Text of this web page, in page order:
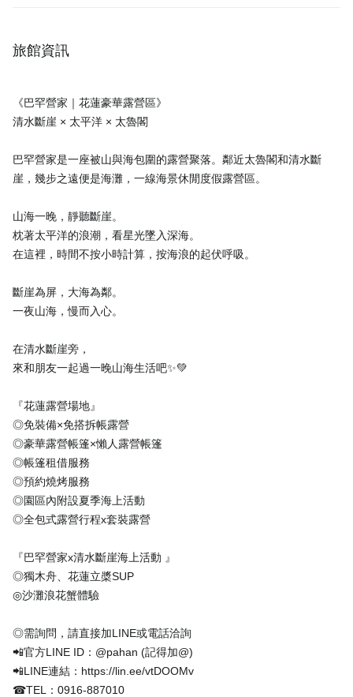
旅館資訊
《巴罕營家｜花蓮豪華露營區》
清水斷崖 × 太平洋 × 太魯閣
巴罕營家是一座被山與海包圍的露營聚落。鄰近太魯閣和清水斷
崖，幾步之遠便是海灘，一線海景休閒度假露營區。
山海一晚，靜聽斷崖。
枕著太平洋的浪潮，看星光墜入深海。
在這裡，時間不按小時計算，按海浪的起伏呼吸。
斷崖為屏，大海為鄰。
一夜山海，慢而入心。
在清水斷崖旁，
來和朋友一起過一晚山海生活吧✨💚
『花蓮露營場地』
◎免裝備×免搭拆帳露營
◎豪華露營帳篷×懶人露營帳篷
◎帳篷租借服務
◎預約燒烤服務
◎園區內附設夏季海上活動
◎全包式露營行程x套裝露營
『巴罕營家x清水斷崖海上活動 』
◎獨木舟、花蓮立槳SUP
◎沙灘浪花蟹體驗
◎需詢問，請直接加LINE或電話洽詢
📲官方LINE ID：@pahan (記得加@)
📲LINE連結：https://lin.ee/vtDOOMv
☎TEL：0916-887010